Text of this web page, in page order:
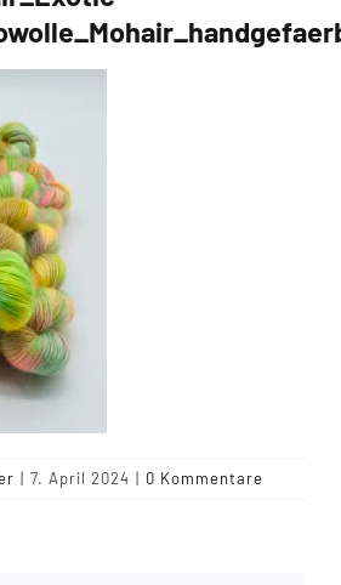
| 7. April 2024 | 0 Kommentare